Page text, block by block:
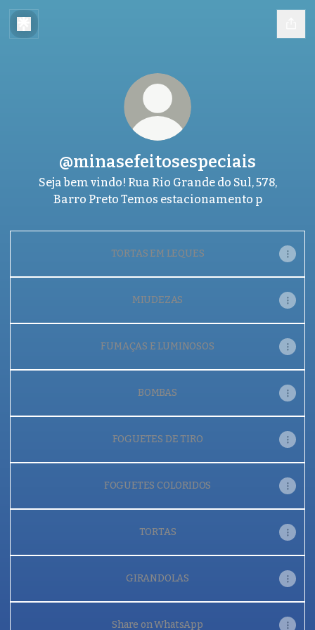
@minasefeitosespeciais
Seja bem vindo! Rua Rio Grande do Sul, 578,
Barro Preto Temos estacionamento p
TORTAS EM LEQUES
MIUDEZAS
FUMAÇAS E LUMINOSOS
BOMBAS
FOGUETES DE TIRO
FOGUETES COLORIDOS
TORTAS
GIRANDOLAS
Share on WhatsApp